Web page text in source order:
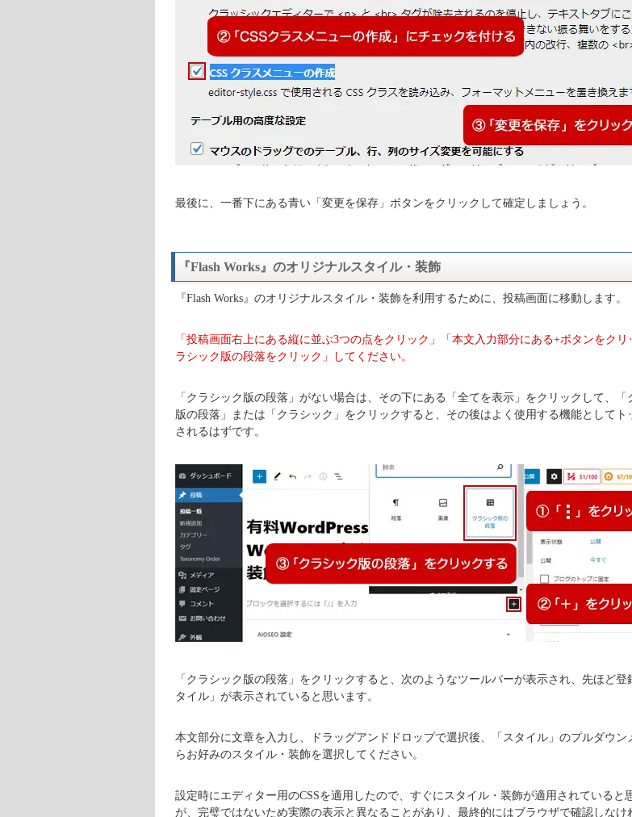
最後に、一番下にある青い「変更を保存」ボタンをクリックして確定しましょう。
『Flash Works』のオリジナルスタイル・装飾
『Flash Works』のオリジナルスタイル・装飾を利用するために、投稿画面に移動します。
「投稿画面右上にある縦に並ぶ3つの点をクリック」「本文入力部分にある+ボタンをクリ
ラシック版の段落をクリック」してください。
「クラシック版の段落」がない場合は、その下にある「全てを表示」をクリックして、「
版の段落」または「クラシック」をクリックすると、その後はよく使用する機能としてト
されるはずです。
「クラシック版の段落」をクリックすると、次のようなツールバーが表示され、先ほど登
タイル」が表示されていると思います。
本文部分に文章を入力し、ドラッグアンドドロップで選択後、「スタイル」のプルダウン
らお好みのスタイル・装飾を選択してください。
設定時にエディター用のCSSを適用したので、すぐにスタイル・装飾が適用されていると
が、完璧ではないため実際の表示と異なることがあり、最終的にはブラウザで確認しなけ